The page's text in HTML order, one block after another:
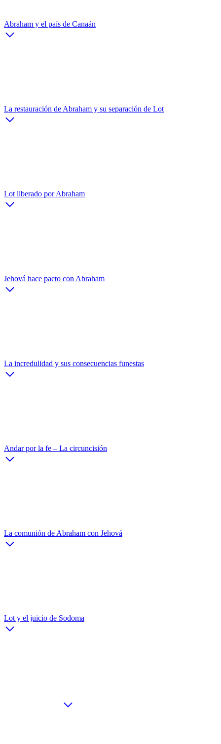
Abraham y el país de Canaán
La restauración de Abraham y su separación de Lot
Lot liberado por Abraham
Jehová hace pacto con Abraham
La incredulidad y sus consecuencias funestas
Andar por la fe – La circuncisión
La comunión de Abraham con Jehová
Lot y el juicio de Sodoma